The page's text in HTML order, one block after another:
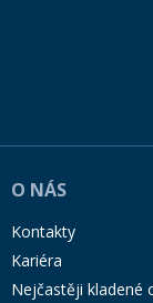
O NÁS
Kontakty
Kariéra
Nejčastěji kladené